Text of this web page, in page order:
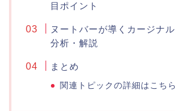
目ポイント
ヌートバーが導くカージナ
分析・解説
まとめ
関連トピックの詳細はこちら